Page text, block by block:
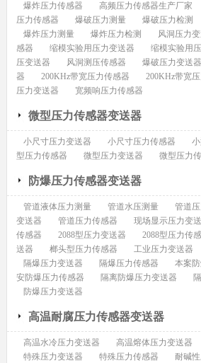
爆炸压力传感器 高频压力传感器生产厂家
压力传感器
爆破压力测量 爆破压力检测
爆炸压力测量
爆炸压力检测 风洞压力
感器
缩模实验用压力变送器 缩模实验用
压变送器
风洞测压传感器 爆破压力变送器
器
200KHz带宽压力传感器 200KHz带宽
压力变送器
宽频响压力传感器
微型压力传感器变送器
小尺寸压力变送器 小尺寸压力传感器
型压力传感器
微型压力变送器 微型压力
防爆压力传感器变送器
管道液体压力测量 管道水压测量 管道
变送器
管道压力传感器 现场显示压力变
传感器
2088型压力变送器 2088型压力传
送器
榔头型压力传感器 工业压力变送器
隔爆压力变送器
隔爆压力传感器 本案
安防爆压力传感器
隔离防爆压力变送器
防爆压力变送器
高温耐腐压力传感器变送器
高温水冷压力变送器 高温熔体压力变送器
特殊压力变送器
特殊压力传感器 耐碱